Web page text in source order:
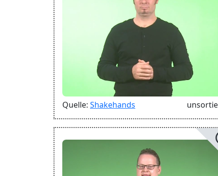
Quelle: Shakehands